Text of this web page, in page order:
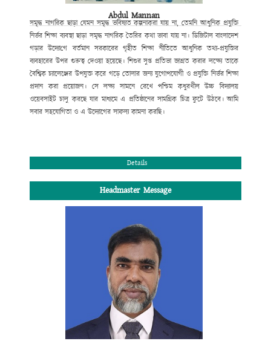
Abdul Mannan
সমৃদ্ধ নাগরিক ছাড়া যেমন সমৃদ্ধ ভবিষ্যত কল্পনাকরা যায় না, তেমনি আধুনিক প্রযুক্তি
নির্ভর শিক্ষা ব্যবস্থা ছাড়া সমৃদ্ধ নাগরিক তৈরির কথা ভাবা যায় না। ডিজিটাল বাংলাদেশ
গড়ার উদ্যোগেবর্তমান সরকারের গৃহীত শিক্ষা নীতিতে আধুনিক তথ্য-প্রযুক্তির
ব্যবহারের উপর গুরুত্বদেওয়া হয়েছে। শিশুর সুপ্ত প্রতিভা জাগ্রত করার লক্ষ্যে তাকে
বৈশ্বিক চ্যালেঞ্জের উপযুক্ত করে গড়ে তোলার জন্য যুগোপযোগী ও প্রযুক্তি নির্ভর শিক্ষা
প্রদান করা প্রয়োজন। সে লক্ষ্য সামনে রেখে পশ্চিম কধুরখীল উচ্চ বিদ্যালয়
ওয়েবসাইট চালু করছে যার মাধ্যমে এ প্রতিষ্ঠানের সামগ্রিক চিত্র ফুটে উঠবে। আমি
সবার সহযোগিতা ও এ উদ্যোগের সাফল্য কামনা করছি।
পশ্চিম কধুরখীল উচ্চ বিদ্যালয় পরিচালনা পর্ষদ।
Details
Headmaster Message